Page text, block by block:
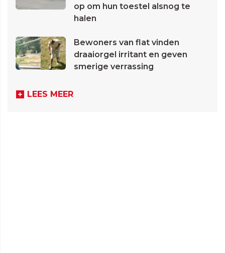
op om hun toestel alsnog te
halen
Bewoners van flat vinden
draaiorgel irritant en geven
smerige verrassing
LEES MEER